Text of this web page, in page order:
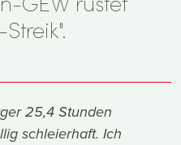
25,4 Stunden
schleierhaft. Ich